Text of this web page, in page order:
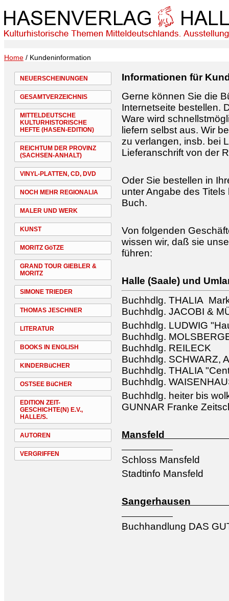
Home / Kundeninformation
NEUERSCHEINUNGEN
GESAMTVERZEICHNIS
MITTELDEUTSCHE
KULTURHISTORISCHE
HEFTE (HASEN-EDITION)
REICHTUM DER PROVINZ
(SACHSEN-ANHALT)
VINYL-PLATTEN, CD, DVD
NOCH MEHR REGIONALIA
MALER UND WERK
KUNST
MORITZ GöTZE
GRAND TOUR GIEBLER &
MORITZ
SIMONE TRIEDER
THOMAS JESCHNER
LITERATUR
BOOKS IN ENGLISH
KINDERBüCHER
OSTSEE BüCHER
EDITION ZEIT-
GESCHICHTE(N) E.V.,
HALLE/S.
AUTOREN
VERGRIFFEN
Informationen für
Gerne können Sie die
Internetseite bestellen.
Ware wird
liefern selbst aus. Wir
zu verlangen, insb. bei
Lieferanschrift von der
Oder Sie bestellen in
unter Angabe des
Buch.
Von folgenden
wissen wir, daß sie
führen:
Halle (Saale) und
Buchhdlg. THALIA
Buchhdlg. JACOBI &
Buchhdlg. LUDWIG
Buchhdlg.
Buchhdlg. REILECK
Buchhdlg. SCHWARZ,
Buchhdlg. THALIA
Buchhdlg.
Buchhdlg. heiter bis
GUNNAR Franke
Schloss Mansfeld
Stadtinfo Mansfeld
Buchhandlung DAS